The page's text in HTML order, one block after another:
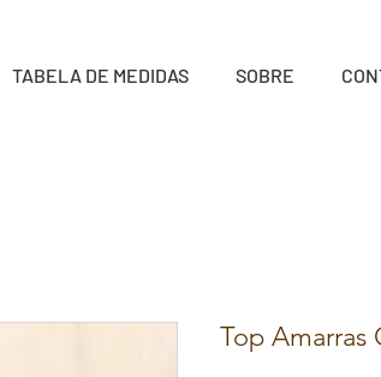
TABELA DE MEDIDAS SOBRE
Top Amarras